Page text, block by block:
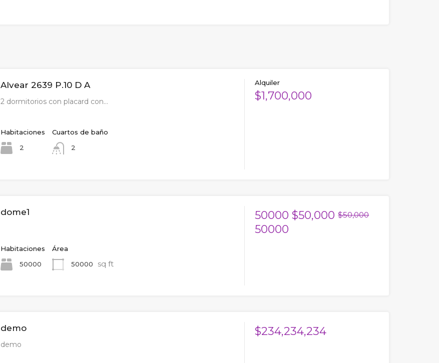
Alvear 2639 P.10 D A
2 dormitorios con placard con…
Habitaciones
2
Cuartos de baño
2
Alquiler
$1,700,000
dome1
Habitaciones
50000
Área
50000
sq ft
50000$50,000 $50,000
50000
demo
demo
$234,234,234